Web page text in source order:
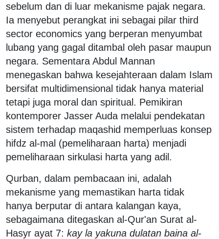
sebelum dan di luar mekanisme pajak negara.
Ia menyebut perangkat ini sebagai pilar third
sector economics yang berperan menyumbat
lubang yang gagal ditambal oleh pasar maupun
negara. Sementara Abdul Mannan
menegaskan bahwa kesejahteraan dalam Islam
bersifat multidimensional tidak hanya material
tetapi juga moral dan spiritual. Pemikiran
kontemporer Jasser Auda melalui pendekatan
sistem terhadap maqashid memperluas konsep
hifdz al-mal (pemeliharaan harta) menjadi
pemeliharaan sirkulasi harta yang adil.
Qurban, dalam pembacaan ini, adalah
mekanisme yang memastikan harta tidak
hanya berputar di antara kalangan kaya,
sebagaimana ditegaskan al-Qur'an Surat al-
Hasyr ayat 7: kay la yakuna dulatan baina al-